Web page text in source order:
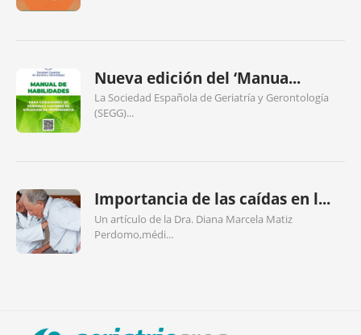
Nueva edición del ‘Manua...
La Sociedad Española de Geriatría y Gerontología
(SEGG)...
Importancia de las caídas en l...
Un artículo de la Dra. Diana Marcela Matiz
Perdomo,médi...